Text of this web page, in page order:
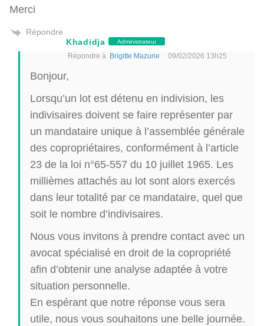
Merci
Répondre
Khadidja
Administrateur
Répondre à Brigitte Mazurie 09/02/2026 13h25
Bonjour,
Lorsqu’un lot est détenu en indivision, les
indivisaires doivent se faire représenter par
un mandataire unique à l’assemblée générale
des copropriétaires, conformément à l’article
23 de la loi n°65-557 du 10 juillet 1965. Les
millièmes attachés au lot sont alors exercés
dans leur totalité par ce mandataire, quel que
soit le nombre d’indivisaires.
Nous vous invitons à prendre contact avec un
avocat spécialisé en droit de la copropriété
afin d’obtenir une analyse adaptée à votre
situation personnelle.
En espérant que notre réponse vous sera
utile, nous vous souhaitons une belle journée.